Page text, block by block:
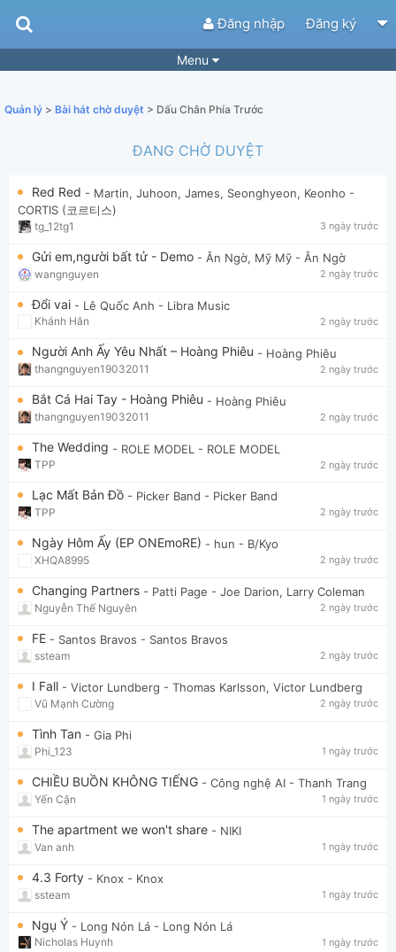
Đăng nhập Đăng ký
Menu
Tìm theo hợp âm Tải ứng dụng
Yêu cầu hợp âm Thành Viên
Khóa học Quản lý61
Tắt quảng cáo
Quản lý > Bài hát chờ duyệt > Dấu Chân Phía Trước
ĐANG CHỜ DUYỆT
Red Red - Martin, Juhoon, James, Seonghyeon, Keonho -
CORTIS (코르티스)
tg_12tg1 3 ngày trước
Gửi em,người bất tử - Demo - Ân Ngờ, Mỹ Mỹ - Ân Ngờ
wangnguyen 2 ngày trước
Đổi vai - Lê Quốc Anh - Libra Music
Khánh Hân 2 ngày trước
Người Anh Ấy Yêu Nhất – Hoàng Phiêu - Hoàng Phiêu
thangnguyen19032011 2 ngày trước
Bắt Cá Hai Tay - Hoàng Phiêu - Hoàng Phiêu
thangnguyen19032011 2 ngày trước
The Wedding - ROLE MODEL - ROLE MODEL
TPP 2 ngày trước
Lạc Mất Bản Đồ - Picker Band - Picker Band
TPP 2 ngày trước
Ngày Hôm Ấy (EP ONEmoRE) - hun - B/Kyo
XHQA8995 2 ngày trước
Changing Partners - Patti Page - Joe Darion, Larry Coleman
Nguyễn Thế Nguyên 2 ngày trước
FE - Santos Bravos - Santos Bravos
ssteam 2 ngày trước
I Fall - Victor Lundberg - Thomas Karlsson, Victor Lundberg
Vũ Mạnh Cường 2 ngày trước
Tình Tan - Gia Phi
Phi_123 1 ngày trước
CHIỀU BUỒN KHÔNG TIẾNG - Công nghệ AI - Thanh Trang
Yến Cận 1 ngày trước
The apartment we won't share - NIKI
Van anh 1 ngày trước
4.3 Forty - Knox - Knox
ssteam 1 ngày trước
Ngụ Ý - Long Nón Lá - Long Nón Lá
Nicholas Huynh 1 ngày trước